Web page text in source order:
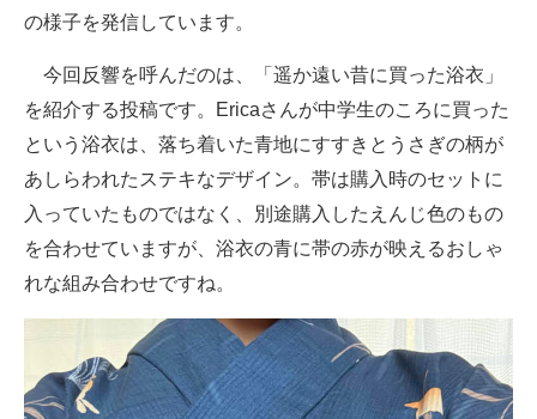
の様子を発信しています。
今回反響を呼んだのは、「遥か遠い昔に買った浴衣」
を紹介する投稿です。Ericaさんが中学生のころに買った
という浴衣は、落ち着いた青地にすすきとうさぎの柄が
あしらわれたステキなデザイン。帯は購入時のセットに
入っていたものではなく、別途購入したえんじ色のもの
を合わせていますが、浴衣の青に帯の赤が映えるおしゃ
れな組み合わせですね。